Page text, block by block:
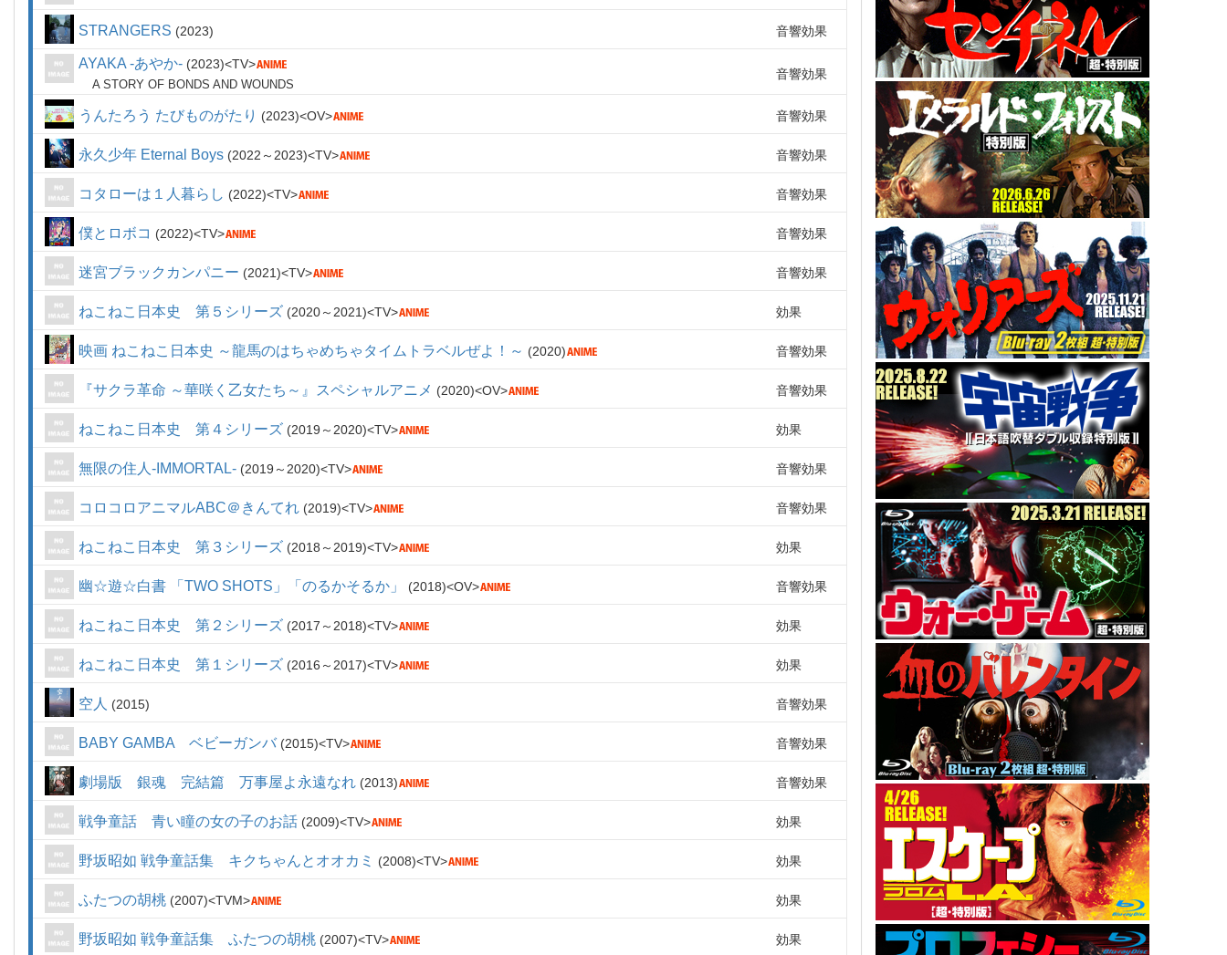
STRANGERS 2023 音響効果
AYAKA ‐あやか‐ 2023 TV
A STORY OF BONDS AND WOUNDS
音響効果
うんたろう たびものがたり 2023 OV 音響効果
永久少年 Eternal Boys 2022～2023 TV 音響効果
コタローは１人暮らし 2022 TV 音響効果
僕とロボコ 2022 TV 音響効果
迷宮ブラックカンパニー 2021 TV 音響効果
ねこねこ日本史 第５シリーズ 2020～2021 TV 効果
映画 ねこねこ日本史 ～龍馬のはちゃめちゃタイムトラベルぜよ！～ 2020 音響効果
『サクラ革命 ～華咲く乙女たち～』スペシャルアニメ 2020 OV 音響効果
ねこねこ日本史 第４シリーズ 2019～2020 TV 効果
無限の住人-IMMORTAL- 2019～2020 TV 音響効果
コロコロアニマルABC＠きんてれ 2019 TV 音響効果
ねこねこ日本史 第３シリーズ 2018～2019 TV 効果
幽☆遊☆白書 「TWO SHOTS」「のるかそるか」 2018 OV 音響効果
ねこねこ日本史 第２シリーズ 2017～2018 TV 効果
ねこねこ日本史 第１シリーズ 2016～2017 TV 効果
空人 2015 音響効果
BABY GAMBA ベビーガンバ 2015 TV 音響効果
劇場版 銀魂 完結篇 万事屋よ永遠なれ 2013 音響効果
戦争童話 青い瞳の女の子のお話 2009 TV 効果
野坂昭如 戦争童話集 キクちゃんとオオカミ 2008 TV 効果
ふたつの胡桃 2007 TVM 効果
野坂昭如 戦争童話集 ふたつの胡桃 2007 TV 効果